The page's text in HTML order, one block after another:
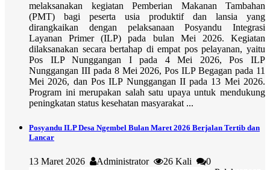
melaksanakan kegiatan Pemberian Makanan Tambahan
(PMT) bagi peserta usia produktif dan lansia yang
dirangkaikan dengan pelaksanaan Posyandu Integrasi
Layanan Primer (ILP) pada bulan Mei 2026. Kegiatan
dilaksanakan secara bertahap di empat pos pelayanan, yaitu
Pos ILP Nunggangan I pada 4 Mei 2026, Pos ILP
Nunggangan III pada 8 Mei 2026, Pos ILP Begagan pada 11
Mei 2026, dan Pos ILP Nunggangan II pada 13 Mei 2026.
Program ini merupakan salah satu upaya untuk mendukung
peningkatan status kesehatan masyarakat ...
Posyandu ILP Desa Ngembel Bulan Maret 2026 Berjalan Tertib dan
Lancar
13 Maret 2026 Administrator 26 Kali
0